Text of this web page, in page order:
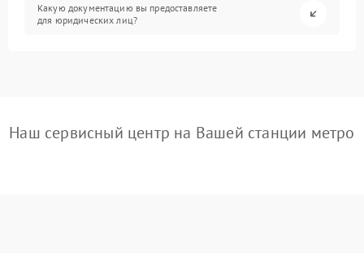
Какую документацию вы предоставляете
для юридических лиц?
Наш сервисный центр на Вашей станции метро